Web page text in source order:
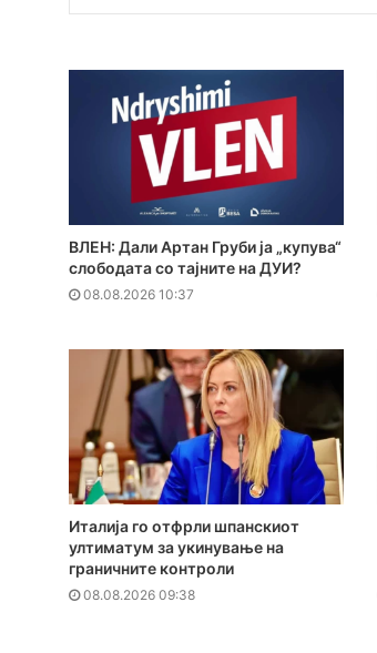
ВЛЕН: Дали Артан Груби ја „купува“
слободата со тајните на ДУИ?
08.08.2026 10:37
Италија го отфрли шпанскиот
ултиматум за укинување на
граничните контроли
08.08.2026 09:38